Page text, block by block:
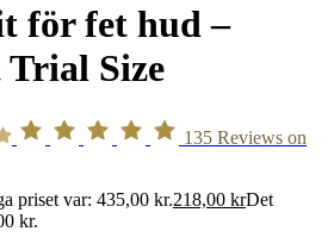
för fet hud –
Size
135 Reviews on
priset var: 435,00 kr.218,00 krDet
kr.